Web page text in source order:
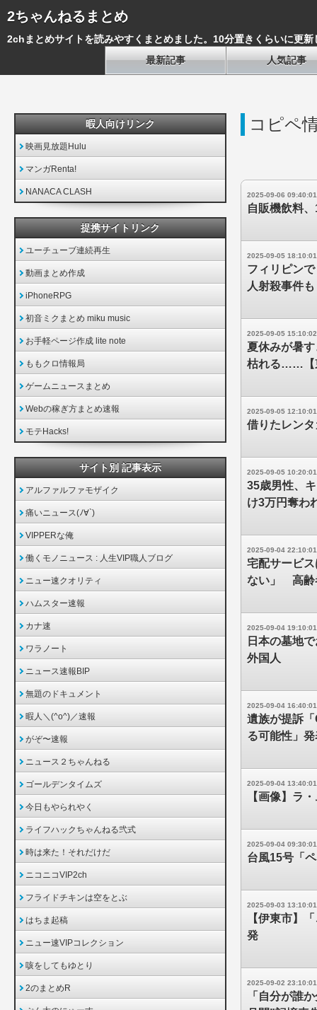
2ちゃんねるまとめ
2chまとめサイトを読みやすくまとめました。10分置きくらいに更新
最新記事
人気記事
コピペ
2025-09-06 09:40:01
自販機飲料
2025-09-05 18:10:01
フィリピン
人射殺事件も
2025-09-05 15:10:02
夏休みが暑
枯れる……【
2025-09-05 12:10:01
借りたレン
2025-09-05 10:20:01
35歳男性、
け3万円奪わ
2025-09-04 22:10:01
宅配サービ
ない」 高齢
2025-09-04 19:10:01
日本の墓地
外国人
2025-09-04 16:40:01
遺族が提訴
る可能性」
2025-09-04 13:40:01
【画像】ラ
2025-09-04 09:30:01
台風15号「
2025-09-03 13:10:01
【伊東市】
発
2025-09-02 23:10:01
「自分が誰
暇人向けリンク
映画見放題Hulu
マンガRenta!
NANACA CLASH
提携サイトリンク
ユーチューブ連続再生
動画まとめ作成
iPhoneRPG
初音ミクまとめ miku music
お手軽ページ作成 lite note
ももクロ情報局
ゲームニュースまとめ
Webの稼ぎ方まとめ速報
モテHacks!
サイト別 記事表示
アルファルファモザイク
痛いニュース(ﾉ∀`)
VIPPERな俺
働くモノニュース : 人生VIP職人ブログ
ニュー速クオリティ
ハムスター速報
カナ速
ワラノート
ニュース速報BIP
無題のドキュメント
暇人＼(^o^)／速報
がぞ〜速報
ニュース２ちゃんねる
ゴールデンタイムズ
今日もやられやく
ライフハックちゃんねる弐式
時は来た！それだけだ
ニコニコVIP2ch
フライドチキンは空をとぶ
はちま起稿
ニュー速VIPコレクション
咳をしてもゆとり
2のまとめR